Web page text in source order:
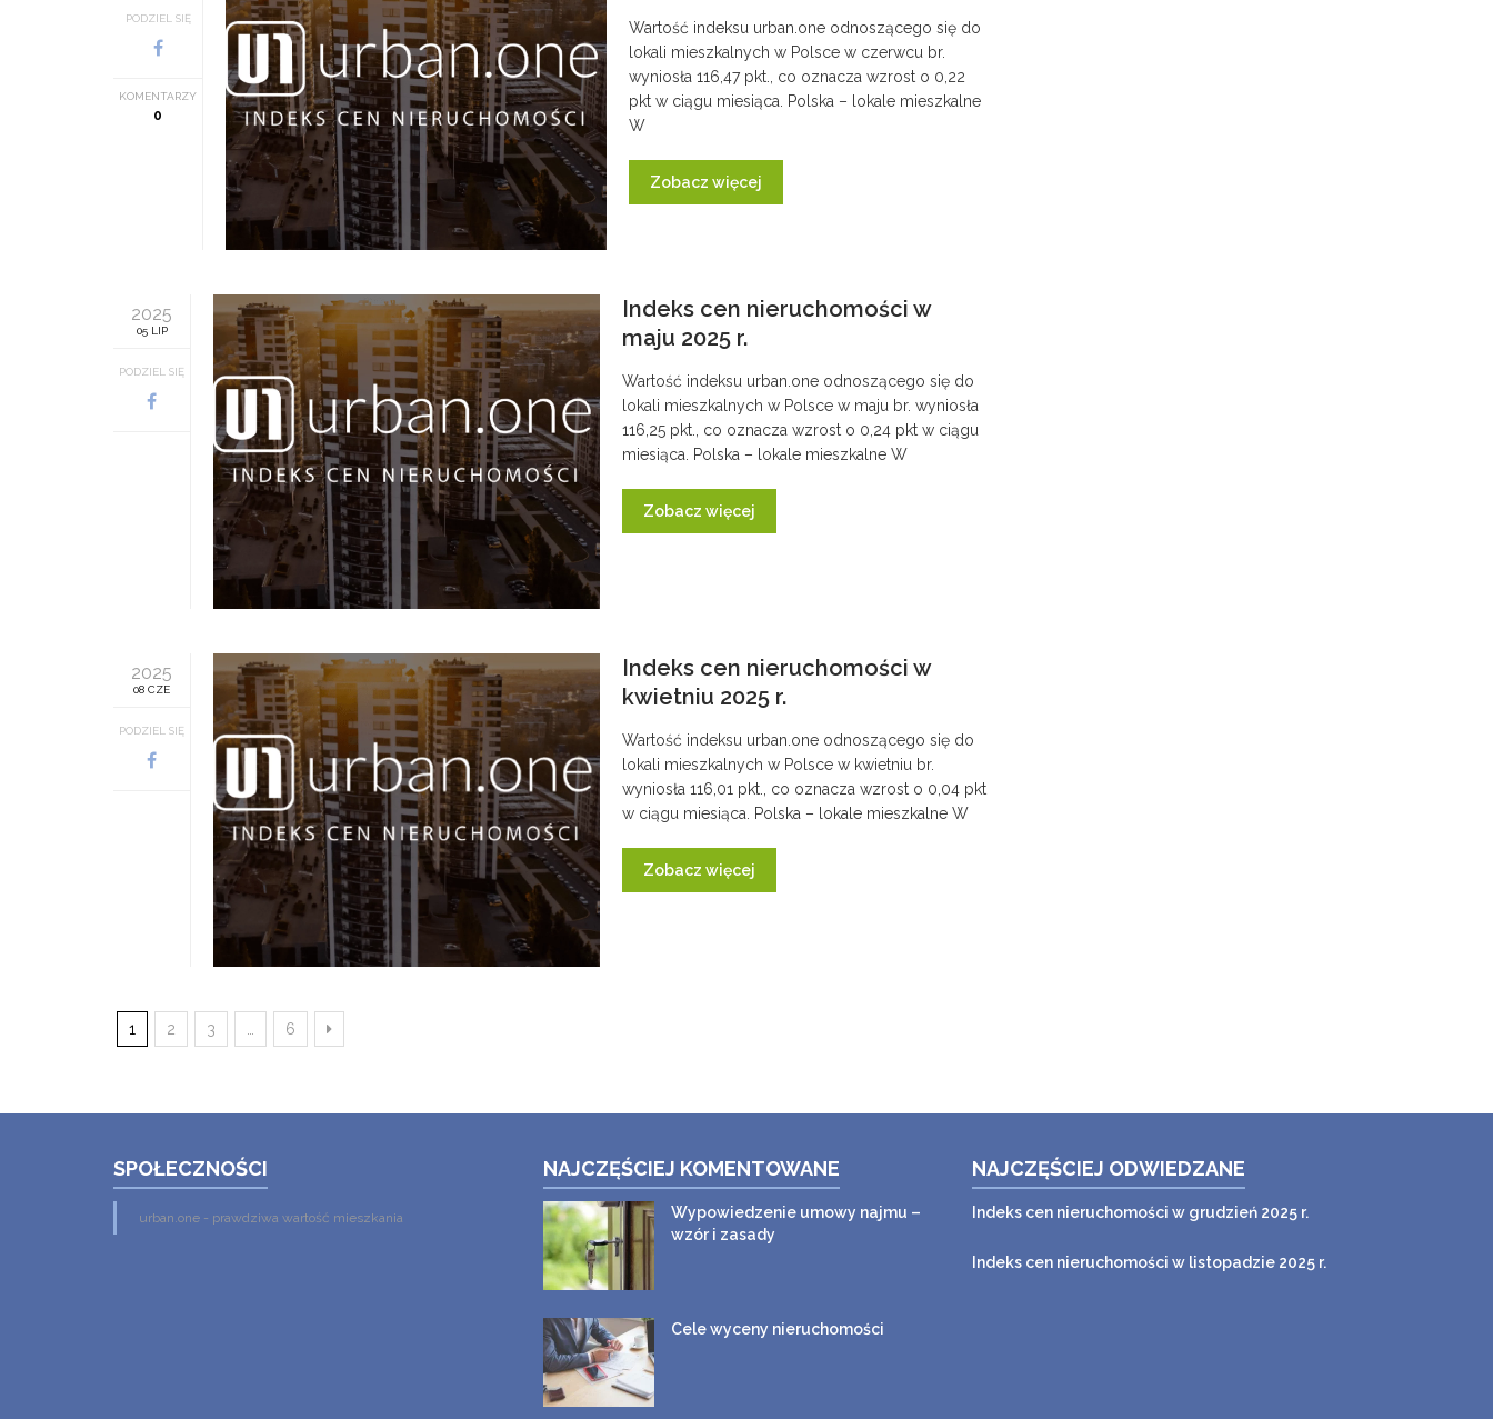
PODZIEL SIĘ
KOMENTARZY
0
Wartość indeksu urban.one odnoszącego się do
lokali mieszkalnych w Polsce w czerwcu br.
wyniosła 116,47 pkt., co oznacza wzrost o 0,22
pkt w ciągu miesiąca. Polska – lokale mieszkalne
W
Zobacz więcej
2025
05 LIP
PODZIEL SIĘ
Indeks cen nieruchomości w
maju 2025 r.
Wartość indeksu urban.one odnoszącego się do
lokali mieszkalnych w Polsce w maju br. wyniosła
116,25 pkt., co oznacza wzrost o 0,24 pkt w ciągu
miesiąca. Polska – lokale mieszkalne W
Zobacz więcej
2025
08 CZE
PODZIEL SIĘ
Indeks cen nieruchomości w
kwietniu 2025 r.
Wartość indeksu urban.one odnoszącego się do
lokali mieszkalnych w Polsce w kwietniu br.
wyniosła 116,01 pkt., co oznacza wzrost o 0,04 pkt
w ciągu miesiąca. Polska – lokale mieszkalne W
Zobacz więcej
1 2 3 6
SPOŁECZNOŚCI
urban.one - prawdziwa wartość mieszkania
NAJCZĘŚCIEJ KOMENTOWANE
Wypowiedzenie umowy najmu –
wzór i zasady
Cele wyceny nieruchomości
NAJCZĘŚCIEJ ODWIEDZANE
Indeks cen nieruchomości w grudzień 2025 r.
Indeks cen nieruchomości w listopadzie 2025 r.